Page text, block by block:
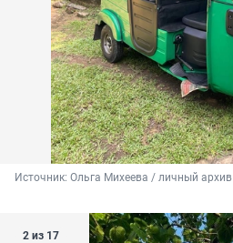
Источник: Ольга Михеева / личный архив
2 из 17